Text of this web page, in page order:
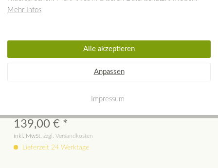
Westbo Carl Topadapter oval-rund
139,00 € *
inkl. MwSt. zzgl. Versandkosten
Lieferzeit 24 Werktage
Mehr Infos
Anpassen
Alle akzeptieren
Impressum